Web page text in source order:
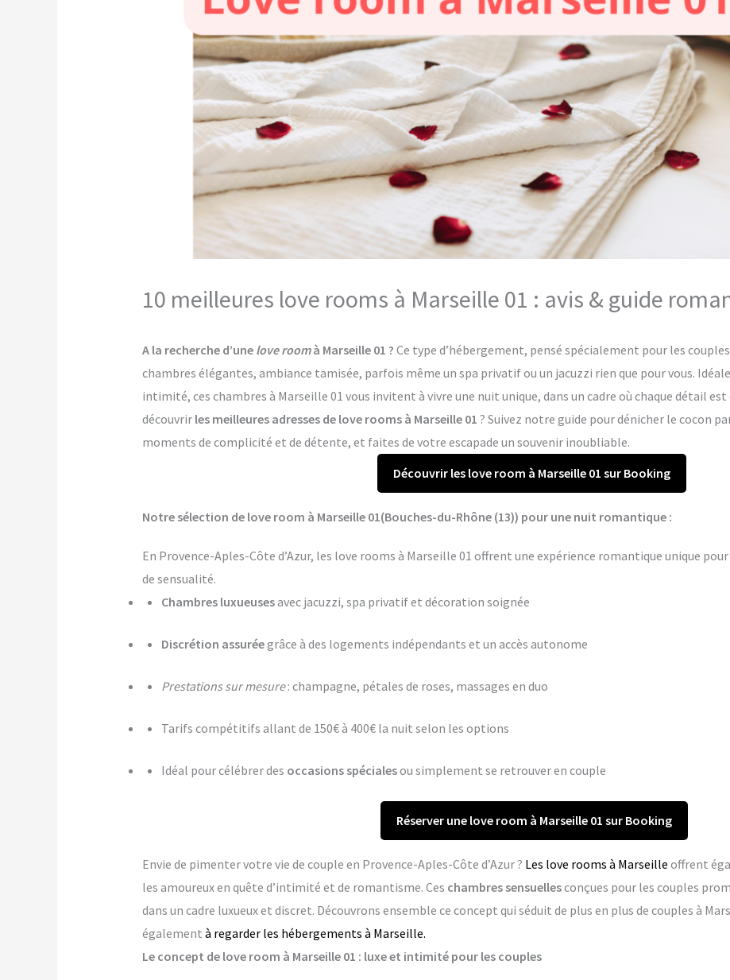
10 meilleures love rooms à Marseille 01 : avis & guide
A la recherche d’une love roomà Marseille 01 ? Ce type d’hébergement, pensé spécialement pour les
chambres élégantes, ambiance tamisée, parfois même un spa privatif ou un jacuzzi rien que pour vous.
intimité, ces chambres à Marseille 01 vous invitent à vivre une nuit unique, dans un cadre où chaque détail
découvrir les meilleures adresses de love rooms à Marseille 01 ? Suivez notre guide pour dénicher le cocon
moments de complicité et de détente, et faites de votre escapade un souvenir inoubliable.
Découvrir les love room à Marseille 01 sur Booking
Notre sélection de love room à Marseille 01(Bouches-du-Rhône (13)) pour une nuit romantique :
En Provence-Aples-Côte d’Azur, les love rooms à Marseille 01 offrent une expérience romantique unique
de sensualité.
Chambres luxueusesavec jacuzzi, spa privatif et décoration soignée
Discrétion assuréegrâce à des logements indépendants et un accès autonome
Prestations sur mesure: champagne, pétales de roses, massages en duo
Tarifs compétitifs allant de 150€ à 400€ la nuit selon les options
Idéal pour célébrer des occasions spécialesou simplement se retrouver en couple
Réserver une love room à Marseille 01 sur Booking
Envie de pimenter votre vie de couple en Provence-Aples-Côte d’Azur ? Les love rooms à Marseille offrent
les amoureux en quête d’intimité et de romantisme. Ces chambres sensuellesconçues pour les couples
dans un cadre luxueux et discret. Découvrons ensemble ce concept qui séduit de plus en plus de couples à
également à regarder les hébergements à Marseille.
Le concept de love room à Marseille 01 : luxe et intimité pour les couples